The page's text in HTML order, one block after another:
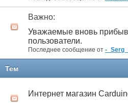
Важно:
Уважаемые вновь
пользователи.
Последнее сообщение от -
Тем
Интернет магазин